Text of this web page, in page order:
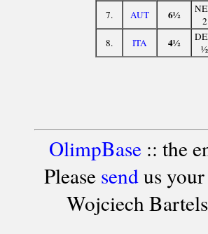
7.
AUT 6½
2
8.
ITA 4½
½
OlimpBase:: the
Please sendus your
Wojciech